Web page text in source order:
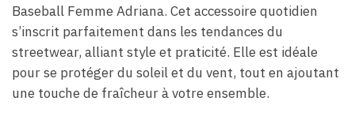
Baseball Femme Adriana. Cet accessoire quotidien
s’inscrit parfaitement dans les tendances du
streetwear, alliant style et praticité. Elle est idéale
pour se protéger du soleil et du vent, tout en ajoutant
une touche de fraîcheur à votre ensemble.